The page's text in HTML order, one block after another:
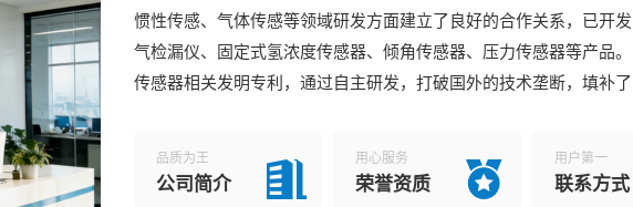
惯性传感、气体传感等领域研发方面建立了良好的合作关系，已开
气检漏仪、固定式氢浓度传感器、倾角传感器、压力传感器等产品
传感器相关发明专利，通过自主研发，打破国外的技术垄断，填补
品质为王
公司简介
用心服务
荣誉资质
用户第一
联系方式